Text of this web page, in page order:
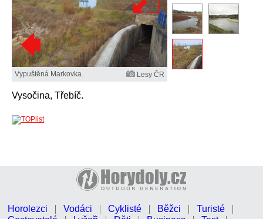
Vypuštěná Markovka. Lesy ČR
Vysočina, Třebíč.
Horolezci Vodáci Cyklisté Běžci
Turisté